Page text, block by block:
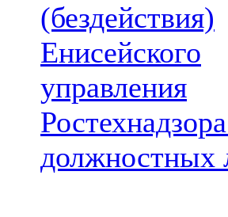
(бездействия)
Енисейского
управления
должностных